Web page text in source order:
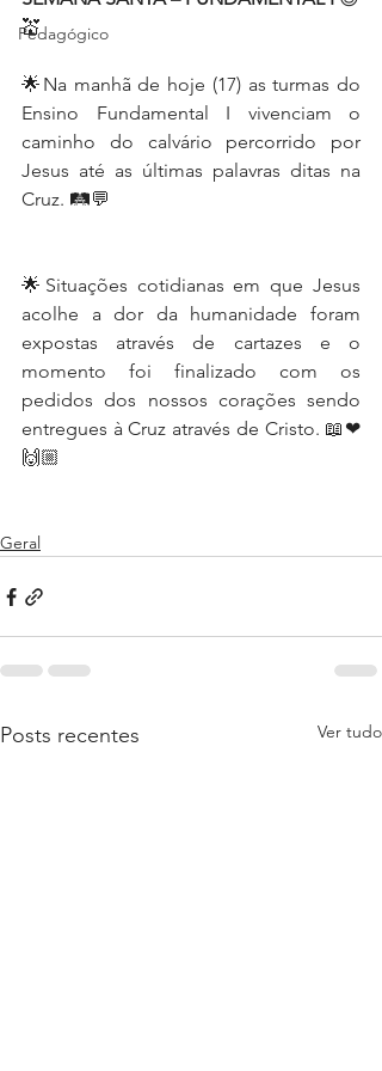
Pedagógico
💒
🌟Na manhã de hoje (17) as turmas do
Ensino Fundamental I vivenciam o
caminho do calvário percorrido por
Jesus até as últimas palavras ditas na
Cruz. 🛤💬
🌟Situações cotidianas em que Jesus
acolhe a dor da humanidade foram
expostas através de cartazes e o
momento foi finalizado com os
pedidos dos nossos corações sendo
entregues à Cruz através de Cristo. 📖❤
🙌🏼
Geral
Posts recentes Ver tudo